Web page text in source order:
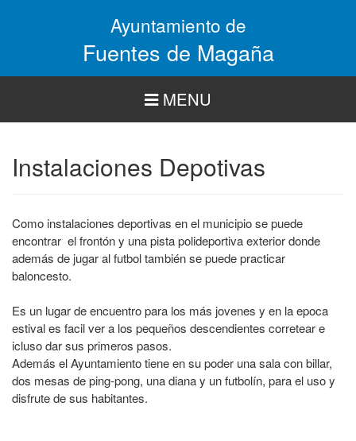
Ayuntamiento de
Fuentes de Magaña
MENU
Instalaciones Depotivas
Como instalaciones deportivas en el municipio se puede
encontrar el frontón y una pista polideportiva exterior donde
además de jugar al futbol también se puede practicar
baloncesto.
Es un lugar de encuentro para los más jovenes y en la epoca
estival es facil ver a los pequeños descendientes corretear e
icluso dar sus primeros pasos.
Además el Ayuntamiento tiene en su poder una sala con billar,
dos mesas de ping-pong, una diana y un futbolín, para el uso y
disfrute de sus habitantes.